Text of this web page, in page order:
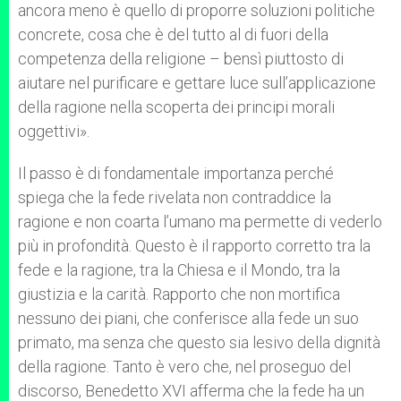
ancora meno è quello di proporre soluzioni politiche
concrete, cosa che è del tutto al di fuori della
competenza della religione – bensì piuttosto di
aiutare nel purificare e gettare luce sull’applicazione
della ragione nella scoperta dei principi morali
oggettivi».
Il passo è di fondamentale importanza perché
spiega che la fede rivelata non contraddice la
ragione e non coarta l’umano ma permette di vederlo
più in profondità. Questo è il rapporto corretto tra la
fede e la ragione, tra la Chiesa e il Mondo, tra la
giustizia e la carità. Rapporto che non mortifica
nessuno dei piani, che conferisce alla fede un suo
primato, ma senza che questo sia lesivo della dignità
della ragione. Tanto è vero che, nel proseguo del
discorso, Benedetto XVI afferma che la fede ha un